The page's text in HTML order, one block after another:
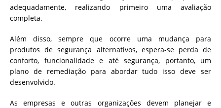
adequadamente, realizando primeiro uma avaliação
completa.
Além disso, sempre que ocorre uma mudança para
produtos de segurança alternativos, espera-se perda de
conforto, funcionalidade e até segurança, portanto, um
plano de remediação para abordar tudo isso deve ser
desenvolvido.
As empresas e outras organizações devem planejar e